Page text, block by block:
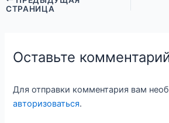
СТРАНИЦА
Оставьте
Для отправки комментария вам
авторизоваться.